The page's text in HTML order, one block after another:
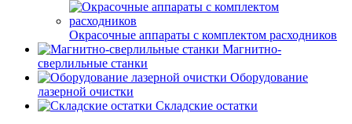
Окрасочные аппараты с комплектом расходников
Магнитно-
сверлильные станки
Оборудование
лазерной очистки
Складские остатки